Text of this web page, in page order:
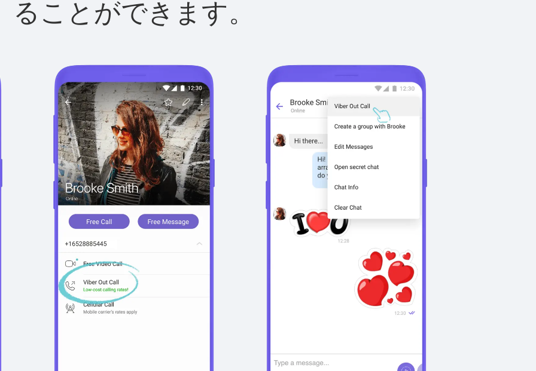
ることができます。